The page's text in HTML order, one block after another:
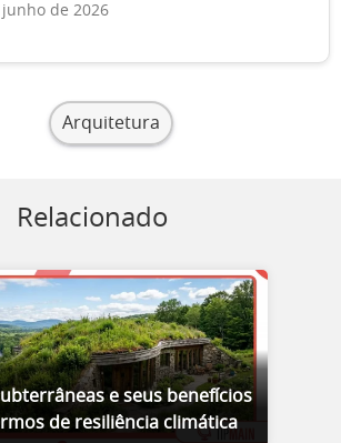
de 2026
Arquitetura
Relacionado
e seus benefícios
de resiliência climática